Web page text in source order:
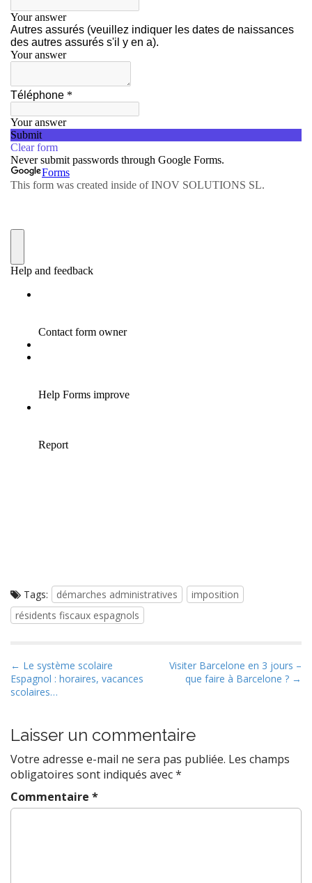
Tags: démarches administratives
imposition
résidents fiscaux espagnols
P
o
n
a
v
i
g
← Le système scolaire
Espagnol : horaires, vacances
scolaires…
Visiter Barcelone en 3 jours –
que faire à Barcelone ? →
Laisser un commentaire
Votre adresse e-mail ne sera pas publiée. Les champs
obligatoires sont indiqués avec*
Commentaire *